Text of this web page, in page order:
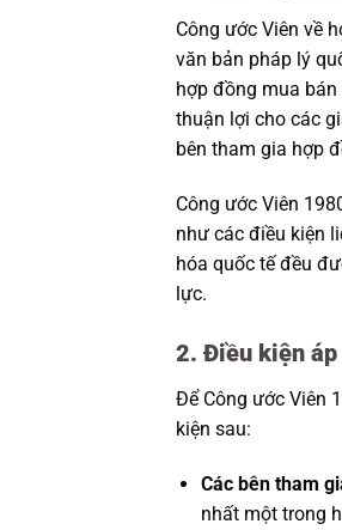
Công ước Viên về
văn bản pháp lý
hợp đồng mua
thuận lợi cho các
bên tham gia hợp
Công ước Viên
như các điều kiện
hóa quốc tế đều
lực.
2. Điều kiện
Để Công ước Viên
kiện sau:
Các bên tham
nhất một trong